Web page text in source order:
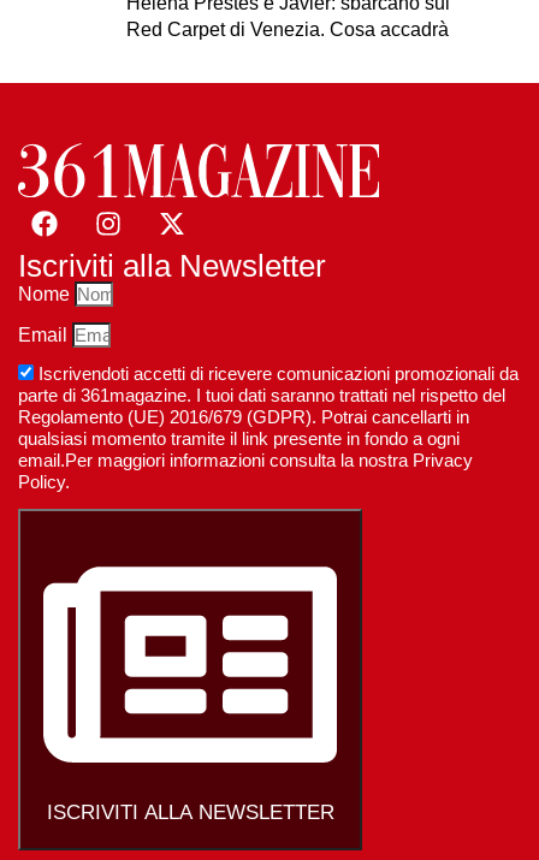
Red Carpet di Venezia. Cosa accadrà
Iscriviti alla Newsletter
Nome
Email
Iscrivendoti accetti di ricevere comunicazioni promozionali da
parte di 361magazine. I tuoi dati saranno trattati nel rispetto del
Regolamento (UE) 2016/679 (GDPR). Potrai cancellarti in
qualsiasi momento tramite il link presente in fondo a ogni
email.Per maggiori informazioni consulta la nostra Privacy
Policy.
ISCRIVITI ALLA NEWSLETTER